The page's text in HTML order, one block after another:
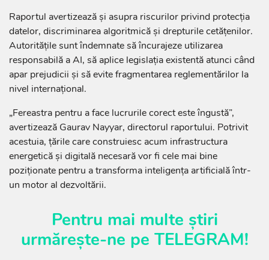
Raportul avertizează și asupra riscurilor privind protecția
datelor, discriminarea algoritmică și drepturile cetățenilor.
Autoritățile sunt îndemnate să încurajeze utilizarea
responsabilă a AI, să aplice legislația existentă atunci când
apar prejudicii și să evite fragmentarea reglementărilor la
nivel internațional.
„Fereastra pentru a face lucrurile corect este îngustă”,
avertizează Gaurav Nayyar, directorul raportului. Potrivit
acestuia, țările care construiesc acum infrastructura
energetică și digitală necesară vor fi cele mai bine
poziționate pentru a transforma inteligența artificială într-
un motor al dezvoltării.
Pentru mai multe știri
urmărește-ne pe TELEGRAM!